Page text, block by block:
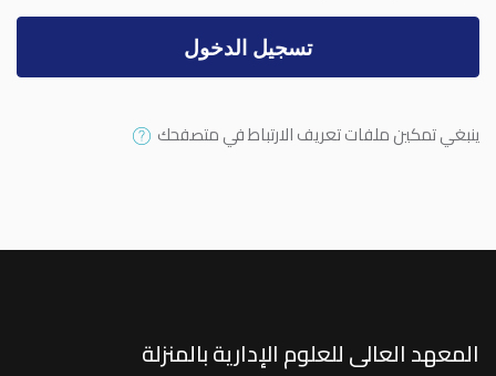
تسجيل الدخول
ينبغي تمكين ملفات تعريف الارتباط في متصفحك
المعهد العالى للعلوم الإدارية بالمنزلة